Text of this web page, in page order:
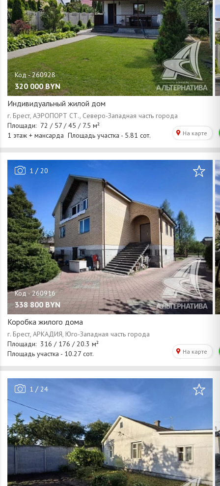
320 000 BYN
Индивидуальный жилой дом
1 / 20
338 800 BYN
Коробка жилого дома
1 / 24